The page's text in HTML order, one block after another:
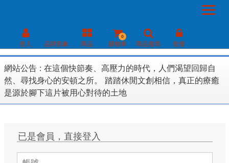
網站公告 : 在這個快節奏、高壓力的時代，人們渴望回歸自
然、尋找身心的安頓之所。 踏踏休閒文創相信，真正的療癒
是源於腳下這片被用心對待的土地
登入 品牌形象 商品 購物車
0
商品搜尋 批發
已是會員，直接登入